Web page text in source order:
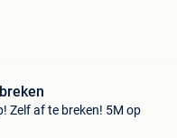
Zelf af te breken! 5M op